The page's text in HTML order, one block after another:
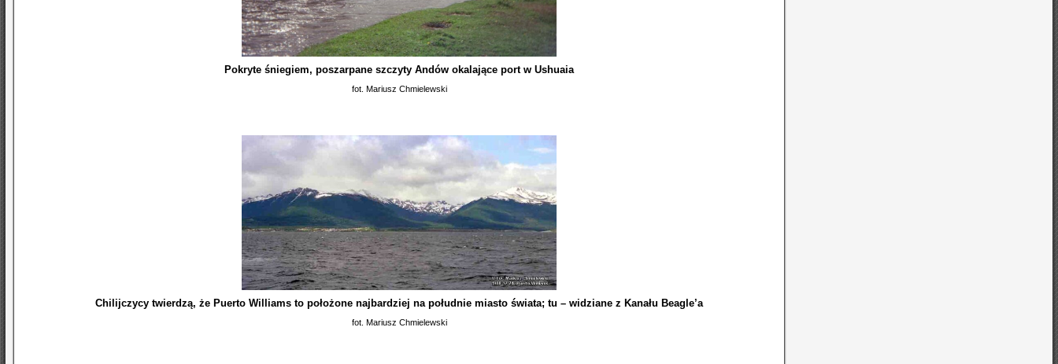
Pokryte śniegiem, poszarpane szczyty Andów okalające port w Ushuaia
fot. Mariusz Chmielewski
Chilijczycy twierdzą, że Puerto Williams to położone najbardziej na południe miasto świata; tu – widziane z Kanału Beagle’a
fot. Mariusz Chmielewski